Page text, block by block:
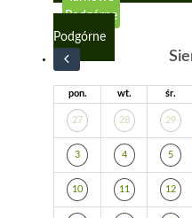
Podgórne
pon. wt. śr.
27 28 29
3 4 5
10 11 12